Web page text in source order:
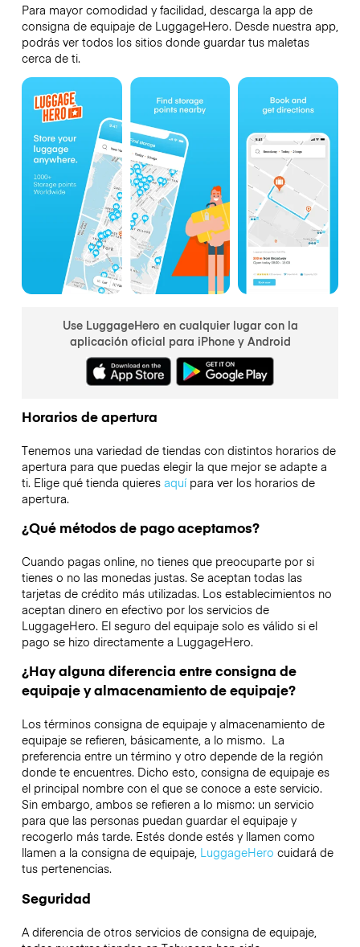
Para mayor comodidad y facilidad, descarga la app de
consigna de equipaje de LuggageHero. Desde nuestra app,
podrás ver todos los sitios donde guardar tus maletas
cerca de ti.
Use LuggageHero en cualquier lugar con la
aplicación oficial para iPhone y Android
Horarios de apertura
Tenemos una variedad de tiendas con distintos horarios de
apertura para que puedas elegir la que mejor se adapte a
ti. Elige qué tienda quieres aquípara ver los horarios de
apertura.
¿Qué métodos de pago aceptamos?
Cuando pagas online, no tienes que preocuparte por si
tienes o no las monedas justas. Se aceptan todas las
tarjetas de crédito más utilizadas. Los establecimientos no
aceptan dinero en efectivo por los servicios de
LuggageHero. El seguro del equipaje solo es válido si el
pago se hizo directamente a LuggageHero.
¿Hay alguna diferencia entre consigna de
equipaje y almacenamiento de equipaje?
Los términos consigna de equipaje y almacenamiento de
equipaje se refieren, básicamente, a lo mismo. La
preferencia entre un término y otro depende de la región
donde te encuentres. Dicho esto, consigna de equipaje es
el principal nombre con el que se conoce a este servicio.
Sin embargo, ambos se refieren a lo mismo: un servicio
para que las personas puedan guardar el equipaje y
recogerlo más tarde. Estés donde estés y llamen como
llamen a la consigna de equipaje,LuggageHero cuidará de
tus pertenencias.
Seguridad
A diferencia de otros servicios de consigna de equipaje,